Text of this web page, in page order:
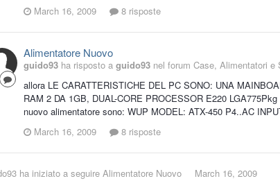
March 16, 2009
8 risposte
Alimentatore Nuovo
guido93 ha risposto a guido93 nel forum Case, Alimentatori e
allora LE CARATTERISTICHE DEL PC SONO: UNA
RAM 2 DA 1GB, DUAL-CORE PROCESSOR E220
nuovo alimentatore sono: WUP MODEL: ATX-450 P4..AC
March 16, 2009
8 risposte
ha iniziato a seguire Alimentatore Nuovo March 16, 2009